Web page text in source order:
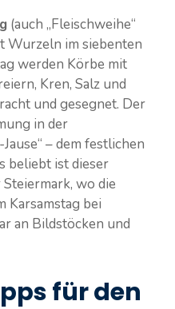
(auch „Fleischweihe“
Wurzeln im siebenten
werden Körbe mit
Kren, Salz und
und gesegnet. Der
in der
– dem festlichen
beliebt ist dieser
wo die
Karsamstag bei
an Bildstöcken und
für den